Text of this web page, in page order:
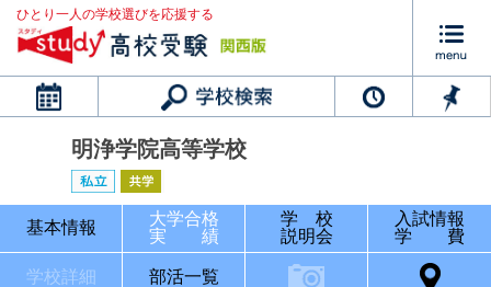
ひとり一人の学校選びを応援する
カレンダー
明浄学院高等学校
基本情報
大学合格
実 績
学 校
説明会
入試情報
学 費
学校詳細 部活一覧